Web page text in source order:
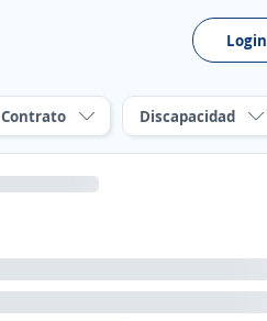
Login
Contrato Discapacidad